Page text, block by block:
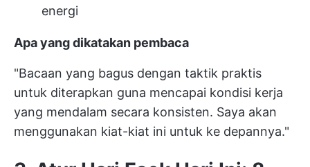
energi
Apa yang dikatakan pembaca
"Bacaan yang bagus dengan taktik praktis
untuk diterapkan guna mencapai kondisi kerja
yang mendalam secara konsisten. Saya akan
menggunakan kiat-kiat ini untuk ke depannya."